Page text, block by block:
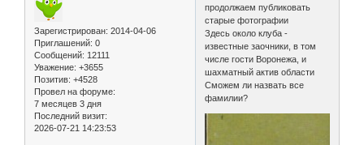
Зарегистрирован: 2014-04-06
Приглашений: 0
Сообщений: 12111
Уважение: +3655
Позитив: +4528
Провел на форуме:
7 месяцев 3 дня
Последний визит:
2026-07-21 14:23:53
продолжаем публиковать
старые фотографии
Здесь около клуба -
известные заочники, в том
числе гости Воронежа, и
шахматный актив области
Сможем ли назвать все
фамилии?